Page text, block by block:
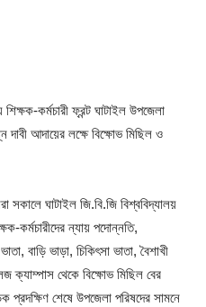
কর্মচারী ফ্রন্ট ঘাটাইল উপজেলা
দাবী আদায়ের লক্ষে বিক্ষোভ মিছিল ও
সকালে ঘাটাইল জি.বি.জি বিশ্ববিদ্যালয়
কর্মচারীদের ন্যায় পদোন্নতি,
বাড়ি ভাড়া, চিকিৎসা ভাতা, বৈশাখী
ক্যাম্পাস থেকে বিক্ষোভ মিছিল বের
শেষে উপজেলা পরিষদের সামনে